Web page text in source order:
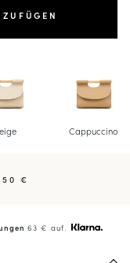
Cappuccino
€
63 € auf.